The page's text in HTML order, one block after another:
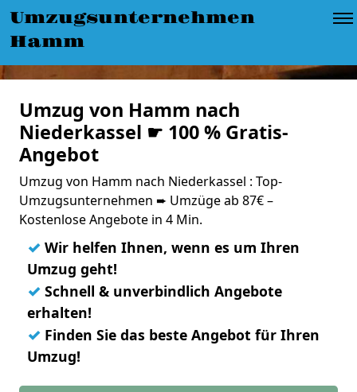
Umzugsunternehmen
Hamm
Umzug von Hamm nach
Niederkassel ☛ 100 % Gratis-
Angebot
Umzug von Hamm nach Niederkassel : Top-
Umzugsunternehmen ➨ Umzüge ab 87€ –
Kostenlose Angebote in 4 Min.
✓ Wir helfen Ihnen, wenn es um Ihren
Umzug geht!
✓ Schnell & unverbindlich Angebote
erhalten!
✓ Finden Sie das beste Angebot für Ihren
Umzug!